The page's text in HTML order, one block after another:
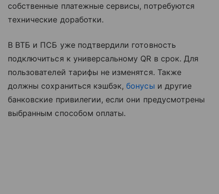
собственные платежные сервисы, потребуются
технические доработки.
В ВТБ и ПСБ уже подтвердили готовность
подключиться к универсальному QR в срок. Для
пользователей тарифы не изменятся. Также
должны сохраниться кэшбэк,бонусы и другие
банковские привилегии, если они предусмотрены
выбранным способом оплаты.